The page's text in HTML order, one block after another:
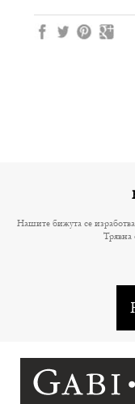
Нашите бижута се
Трявна